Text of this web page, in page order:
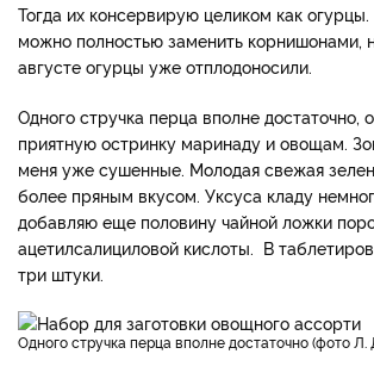
Тогда их консервирую целиком как огурцы.
можно полностью заменить корнишонами,
августе огурцы уже отплодоносили.
Одного стручка перца вполне достаточно,
приятную остринку маринаду и овощам.
меня уже сушенные. Молодая свежая
более пряным вкусом. Уксуса кладу
добавляю еще половину чайной ложки
ацетилсалициловой кислоты. В
три штуки.
Одного стручка перца вполне достаточно (фото